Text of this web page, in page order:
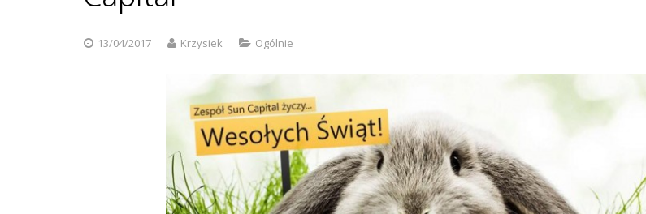
13/04/2017 Krzysiek Ogólnie